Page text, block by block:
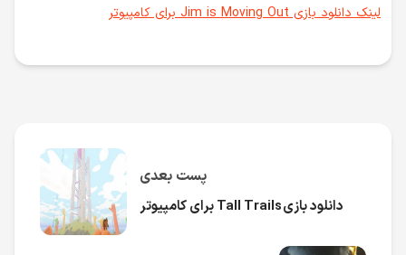
لینک دانلود بازی Jim is Moving Out برای کامپیوتر
پست بعدی
دانلود بازی Tall Trails برای کامپیوتر